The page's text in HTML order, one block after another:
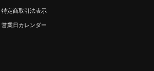
特定商取引法表示
営業日カレンダー